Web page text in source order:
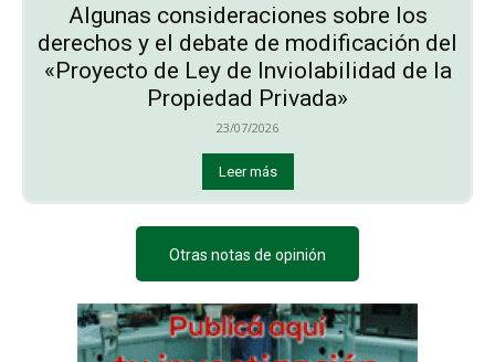
Algunas consideraciones sobre los
derechos y el debate de modificación del
«Proyecto de Ley de Inviolabilidad de la
Propiedad Privada»
23/07/2026
Leer más
Otras notas de opinión